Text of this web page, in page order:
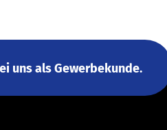
uns als Gewerbekunde.